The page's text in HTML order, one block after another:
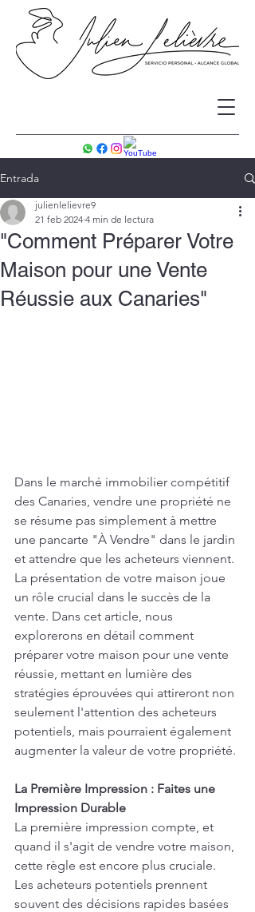
Entrada
"Comment Préparer Votre
Maison pour une Vente
Réussie aux Canaries"
julienlelievre9
21 feb 2024 4 min de lectura
Dans le marché immobilier compétitif
des Canaries, vendre une propriété ne
se résume pas simplement à mettre
une pancarte "À Vendre" dans le jardin
et attendre que les acheteurs viennent.
La présentation de votre maison joue
un rôle crucial dans le succès de la
vente. Dans cet article, nous
explorerons en détail comment
préparer votre maison pour une vente
réussie, mettant en lumière des
stratégies éprouvées qui attireront non
seulement l'attention des acheteurs
potentiels, mais pourraient également
augmenter la valeur de votre propriété.
La Première Impression : Faites une
Impression Durable
La première impression compte, et
quand il s'agit de vendre votre maison,
cette règle est encore plus cruciale.
Les acheteurs potentiels prennent
souvent des décisions rapides basées